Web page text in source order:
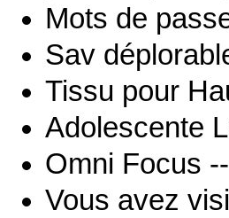
Mots de
Sav
Tissu pour
Adolescente
Omni Focus
Vous avez